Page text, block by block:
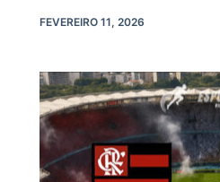
FEVEREIRO 11, 2026